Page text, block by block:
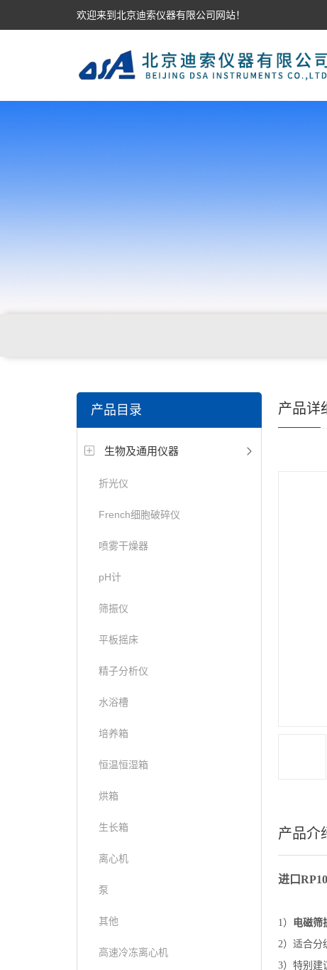
欢迎来到北京迪索仪器有限公司网站！
产品目录
生物及通用仪器
折光仪
French细胞破碎仪
喷雾干燥器
pH计
筛振仪
平板摇床
精子分析仪
水浴槽
培养箱
恒温恒湿箱
烘箱
生长箱
离心机
泵
其他
高速冷冻离心机
产品详
产品介
进口
1） 电磁筛
2）适合分
3）特别建